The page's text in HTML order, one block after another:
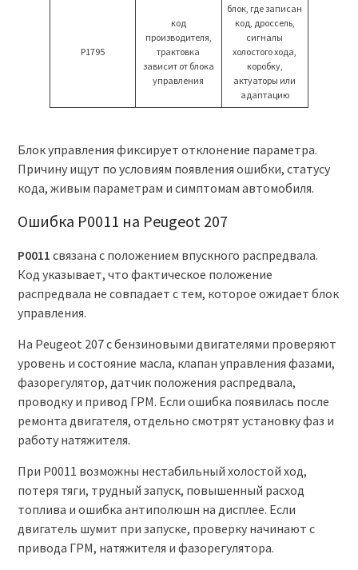
P1795
код
производителя,
трактовка
зависит от блока
управления
блок, где записан
код, дроссель,
сигналы
холостого хода,
коробку,
актуаторы или
адаптацию
Блок управления фиксирует отклонение параметра.
Причину ищут по условиям появления ошибки, статусу
кода, живым параметрам и симптомам автомобиля.
Ошибка P0011 на Peugeot 207
P0011 связана с положением впускного распредвала.
Код указывает, что фактическое положение
распредвала не совпадает с тем, которое ожидает блок
управления.
На Peugeot 207 с бензиновыми двигателями проверяют
уровень и состояние масла, клапан управления фазами,
фазорегулятор, датчик положения распредвала,
проводку и привод ГРМ. Если ошибка появилась после
ремонта двигателя, отдельно смотрят установку фаз и
работу натяжителя.
При P0011 возможны нестабильный холостой ход,
потеря тяги, трудный запуск, повышенный расход
топлива и ошибка антиполюшн на дисплее. Если
двигатель шумит при запуске, проверку начинают с
привода ГРМ, натяжителя и фазорегулятора.